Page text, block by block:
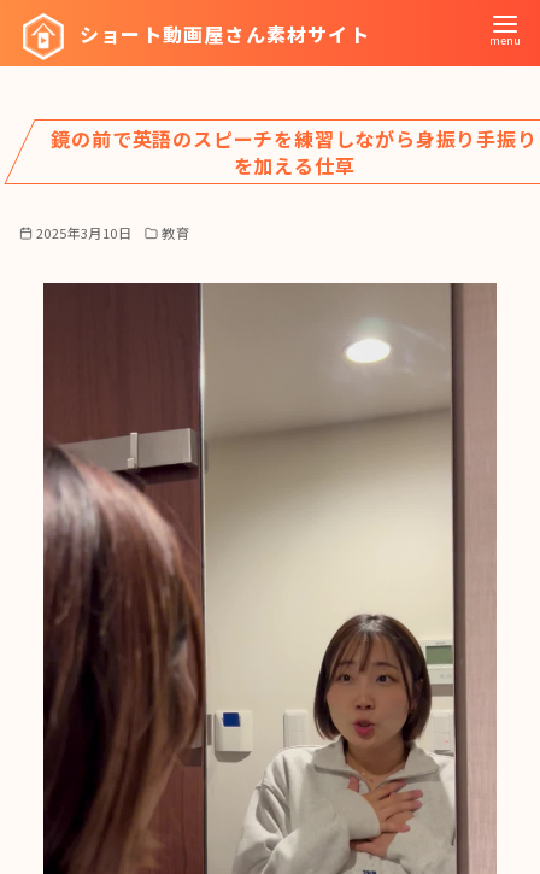
ツ
へ
ショート動画屋さん素材サイト
鏡の前で英語のスピーチを練習しながら身振り手振り
を加える仕草
2025年3月10日 教育